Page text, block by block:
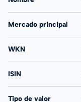
Mercado principal
WKN
ISIN
Tipo de valor